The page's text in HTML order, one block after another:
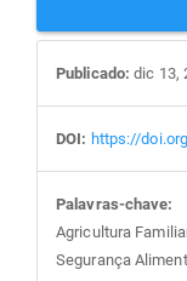
Publicado: dic 13,
DOI: https://
Palavras-chave:
Agricultura
Segurança